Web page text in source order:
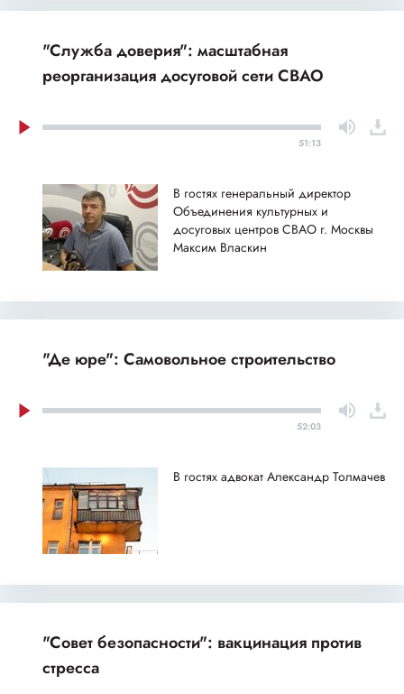
"Служба доверия": масштабная
реорганизация досуговой сети СВАО
51:13
В гостях генеральный директор
Объединения культурных и
досуговых центров СВАО г. Москвы
Максим Власкин
"Де юре": Самовольное строительство
52:03
В гостях адвокат Александр Толмачев
"Совет безопасности": вакцинация против
стресса